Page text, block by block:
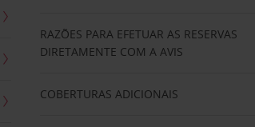
RAZÕES PARA EFETUAR AS RESERVAS
DIRETAMENTE COM A AVIS
COBERTURAS ADICIONAIS